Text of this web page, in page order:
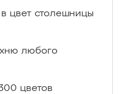
цвет столешницы
любого
цветов